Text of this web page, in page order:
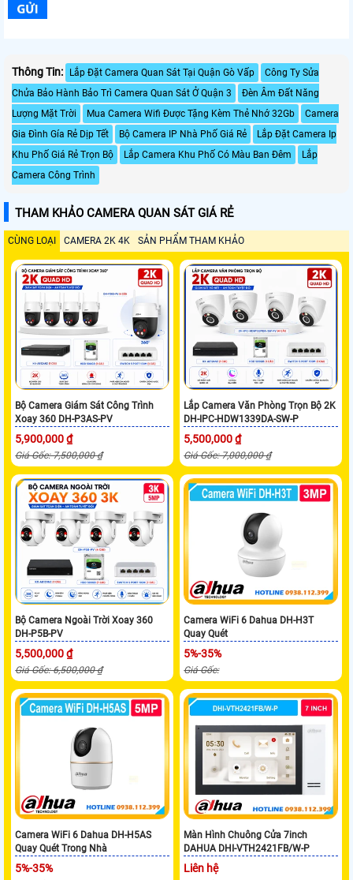
Thông Tin: Lắp Đặt Camera Quan Sát Tại Quận Gò Vấp
Công Ty Sửa
Chửa Bảo Hành Bảo Trì Camera Quan Sát Ở Quận 3
Đèn Âm Đất Năng
Lượng Mặt Trời
Mua Camera Wifi Được Tặng Kèm Thẻ Nhớ 32Gb
Camera
Gia Đình Gía Rẻ Dịp Tết
Bộ Camera IP Nhà Phố Giá Rẻ
Lắp Đặt Camera Ip
Khu Phố Giá Rẻ Trọn Bộ
Lắp Camera Khu Phố Có Màu Ban Đêm
Lắp
Camera Công Trình
THAM KHẢO CAMERA QUAN SÁT GIÁ RẺ
CÙNG LOẠI CAMERA 2K 4K SẢN PHẨM THAM KHẢO
Bộ Camera Giám Sát Công Trình
Xoay 360 DH-P3AS-PV
5,900,000 ₫
Giá Gốc: 7,500,000 ₫
Lắp Camera Văn Phòng Trọn Bộ 2K
DH-IPC-HDW1339DA-SW-P
5,500,000 ₫
Giá Gốc: 7,000,000 ₫
Bộ Camera Ngoài Trời Xoay 360
DH-P5B-PV
5,500,000 ₫
Giá Gốc: 6,500,000 ₫
Camera WiFi 6 Dahua DH-H3T
Quay Quét
5%-35%
Giá Gốc:
Camera WiFi 6 Dahua DH-H5AS
Quay Quét Trong Nhà
5%-35%
Màn Hình Chuông Cửa 7inch
DAHUA DHI-VTH2421FB/W-P
Liên hệ